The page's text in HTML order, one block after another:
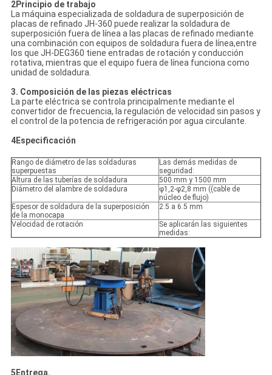
2Principio de trabajo
La máquina especializada de soldadura de superposición de
placas de refinado JH-360 puede realizar la soldadura de
superposición fuera de línea a las placas de refinado mediante
una combinación con equipos de soldadura fuera de línea,entre
los que JH-DEG360 tiene entradas de rotación y conducción
rotativa, mientras que el equipo fuera de línea funciona como
unidad de soldadura.
3. Composición de las piezas eléctricas
La parte eléctrica se controla principalmente mediante el
convertidor de frecuencia, la regulación de velocidad sin pasos y
el control de la potencia de refrigeración por agua circulante.
4Especificación
Rango de diámetro de las soldaduras
superpuestas
Las demás medidas de
seguridad:
Altura de las tuberías de soldadura
500 mm y 1500 mm
Diámetro del alambre de soldadura
φ1,2-φ2,8 mm ((cable de
núcleo de flujo)
Espesor de soldadura de la superposición
de la monocapa
2.5 a 6.5 mm
Velocidad de rotación
Se aplicarán las siguientes
medidas:
5Entrega.